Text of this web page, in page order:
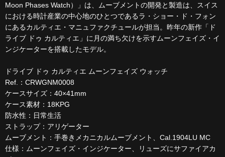
Moon Phases Watch）」は、ムーブメントの開発と製造は、スイス
における時計産業の中心地のひとつであるラ・ショー・ド・フォン
にあるカルティエ・マニュファクチュールが担当。昨年の新作「ド
ライブ ドゥ カルティエ」に月の満ち欠けを示すムーンフェイズ・イ
ンジケーターを搭載したモデル。
ドライブ ドゥ カルティエ ムーンフェイズ ウォッチ
Ref.：CRWGNM0008
ケースサイズ：40×41mm
ケース素材：18KPG
防水性：日常生活
ストラップ：アリゲーター
ムーブメント：手巻きメカニカルムーブメント、Cal.1904LU MC
仕様：ムーンフェイズ・インジケーター、リューズにサファイアカ